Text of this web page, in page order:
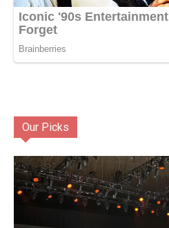
Our Picks